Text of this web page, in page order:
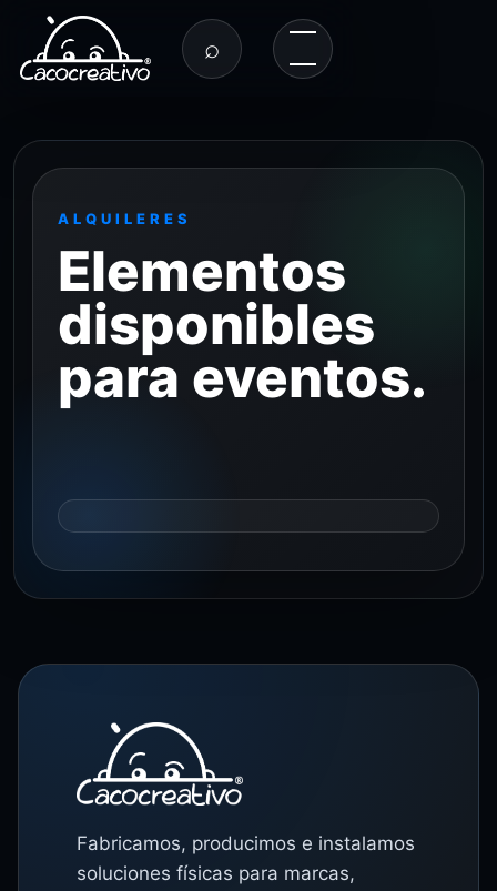
⌕
ALQUILERES
Elementos
disponibles
para eventos.
Fabricamos, producimos e instalamos
soluciones físicas para marcas,